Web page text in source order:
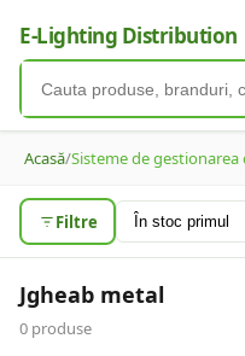
E-Lighting Distribution
Acasă/Sisteme de
Filtre
Jgheab metal
0 produse